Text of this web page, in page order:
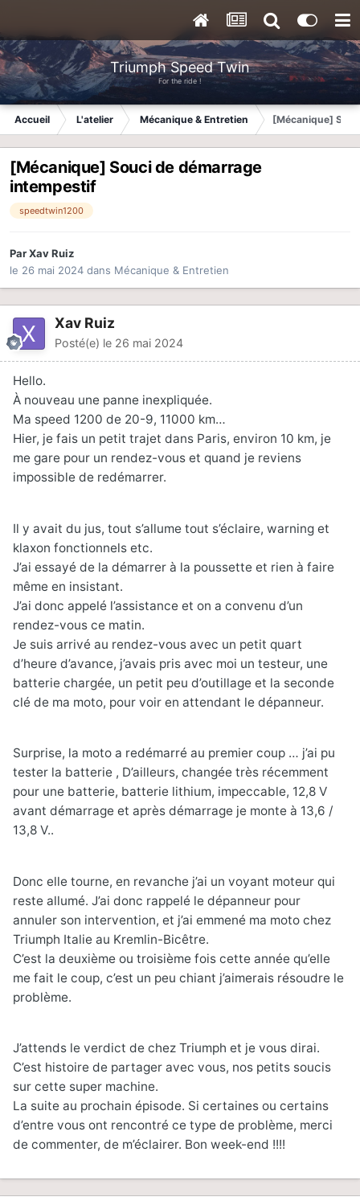
Triumph Speed Twin
For the ride !
Accueil L'atelier Mécanique & Entretien [Mécanique]
[Mécanique] Souci de démarrage
intempestif
speedtwin1200
ParXav Ruiz
le 26 mai 2024 dans Mécanique & Entretien
Xav Ruiz
Posté(e) le 26 mai 2024
Hello.
À nouveau une panne inexpliquée.
Ma speed 1200 de 20-9, 11000 km…
Hier, je fais un petit trajet dans Paris, environ 10 km, je
me gare pour un rendez-vous et quand je reviens
impossible de redémarrer.
Il y avait du jus, tout s’allume tout s’éclaire, warning et
klaxon fonctionnels etc.
J’ai essayé de la démarrer à la poussette et rien à faire
même en insistant.
J’ai donc appelé l’assistance et on a convenu d’un
rendez-vous ce matin.
Je suis arrivé au rendez-vous avec un petit quart
d’heure d’avance, j’avais pris avec moi un testeur, une
batterie chargée, un petit peu d’outillage et la seconde
clé de ma moto, pour voir en attendant le dépanneur.
Surprise, la moto a redémarré au premier coup … j’ai pu
tester la batterie , D’ailleurs, changée très récemment
pour une batterie, batterie lithium, impeccable, 12,8 V
avant démarrage et après démarrage je monte à 13,6 /
13,8 V..
Donc elle tourne, en revanche j’ai un voyant moteur qui
reste allumé. J’ai donc rappelé le dépanneur pour
annuler son intervention, et j’ai emmené ma moto chez
Triumph Italie au Kremlin-Bicêtre.
C’est la deuxième ou troisième fois cette année qu’elle
me fait le coup, c’est un peu chiant j’aimerais résoudre le
problème.
J’attends le verdict de chez Triumph et je vous dirai.
C’est histoire de partager avec vous, nos petits soucis
sur cette super machine.
La suite au prochain épisode. Si certaines ou certains
d’entre vous ont rencontré ce type de problème, merci
de commenter, de m’éclairer. Bon week-end !!!!